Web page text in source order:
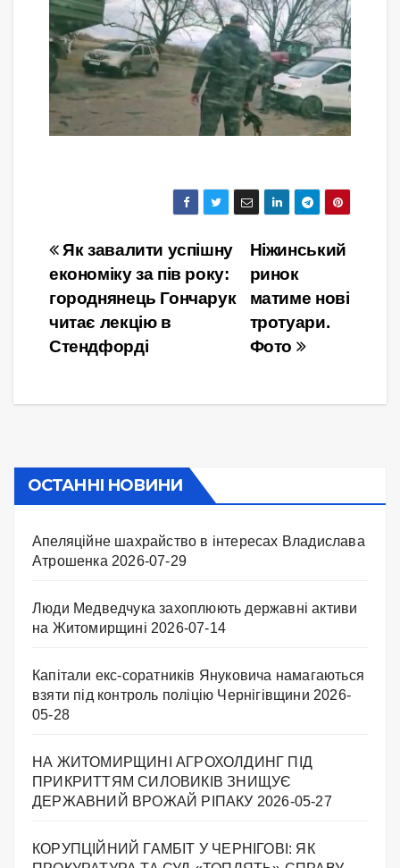
Навігація
записів
Ніжинський
ринок
матиме нові
тротуари.
Фото
Як завалити успішну
економіку за пів року:
городнянець Гончарук
читає лекцію в
Стендфорді
ОСТАННІ НОВИНИ
Апеляційне шахрайство в інтересах Владислава
Атрошенка 2026-07-29
Люди Медведчука захоплюють державні активи
на Житомирщині 2026-07-14
Капітали екс-соратників Януковича намагаються
взяти під контроль поліцію Чернігівщини 2026-
05-28
НА ЖИТОМИРЩИНІ АГРОХОЛДИНГ ПІД
ПРИКРИТТЯМ СИЛОВИКІВ ЗНИЩУЄ
ДЕРЖАВНИЙ ВРОЖАЙ РІПАКУ ​ 2026-05-27
КОРУПЦІЙНИЙ ГАМБІТ У ЧЕРНІГОВІ: ЯК